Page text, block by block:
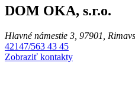
DOM OKA, s.r.o.
Hlavné námestie 3, 97901,
42147/563 43 45
Zobraziť kontakty